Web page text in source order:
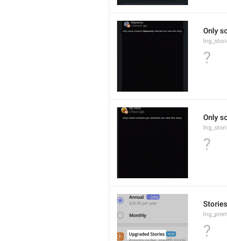
Only
?
Only
?
Stories
?